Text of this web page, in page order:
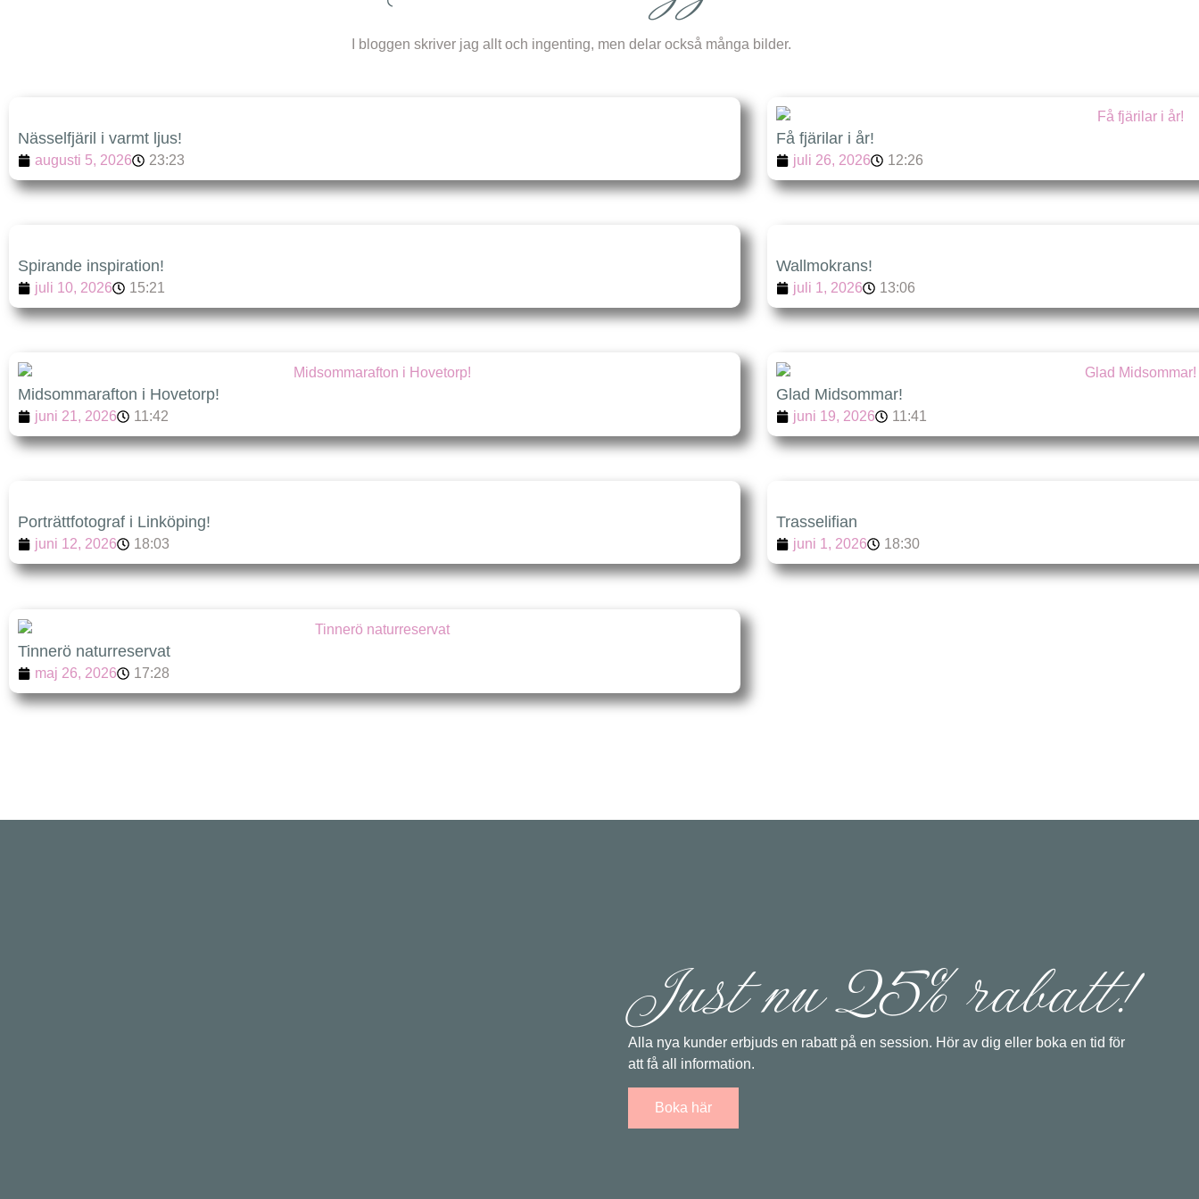
I bloggen skriver jag allt och ingenting, men delar också många bilder.
Nässelfjäril i varmt ljus!
augusti 5, 2026 23:23
Få fjärilar i år!
juli 26, 2026 12:26
Spirande inspiration!
juli 10, 2026 15:21
Wallmokrans!
juli 1, 2026 13:06
Midsommarafton i Hovetorp!
juni 21, 2026 11:42
Glad Midsommar!
juni 19, 2026 11:41
Porträttfotograf i Linköping!
juni 12, 2026 18:03
Trasselifian
juni 1, 2026 18:30
Tinnerö naturreservat
maj 26, 2026 17:28
Just nu 25% rabatt!
Alla nya kunder erbjuds en rabatt på en session. Hör av dig eller boka en tid för
att få all information.
Boka här